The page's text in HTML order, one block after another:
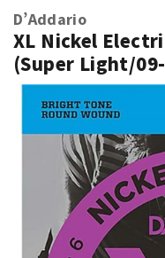
ベース
ドラム
D’Addario
XL Nickel
(Super Light/